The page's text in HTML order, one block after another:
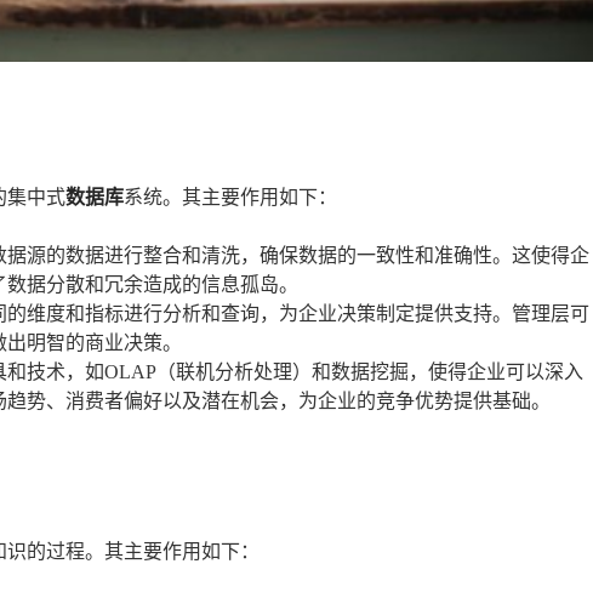
集中式数据库系统。其主要作用如下：
源的数据进行整合和清洗，确保数据的一致性和准确性。这使得企
据分散和冗余造成的信息孤岛。
维度和指标进行分析和查询，为企业决策制定提供支持。管理层可
明智的商业决策。
技术，如OLAP（联机分析处理）和数据挖掘，使得企业可以深入
势、消费者偏好以及潜在机会，为企业的竞争优势提供基础。
的过程。其主要作用如下：